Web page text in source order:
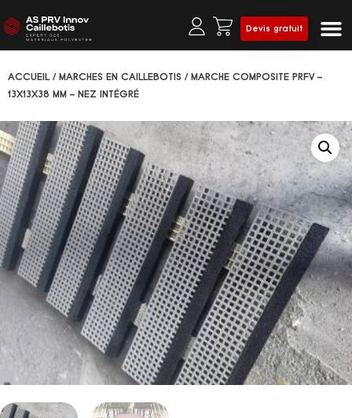
Devis gratuit
ACCUEIL / MARCHES EN CAILLEBOTIS / MARCHE COMPOSITE PRFV –
13X13X38 MM – NEZ INTÉGRÉ